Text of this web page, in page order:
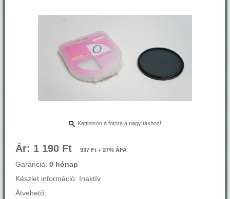
Kattintson a fotóra a nagyításhoz!
Ár: 1 190 Ft 937 Ft + 27% ÁFA
Garancia: 0 hónap
Készlet információ: Inaktív
Átvehető: